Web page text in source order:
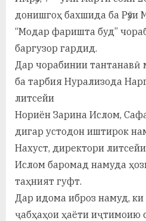
донишгоҳ бахшида ба Рӯзи
“Модар фаришта буд”
баргузор гардид.
Дар чорабинии тантанавӣ
ба тарбия Нурализода
литсейи
Нориён Зарина Ислом,
дигар устодон иштирок
Нахуст, директори
Ислом баромад намуда
таҳният гуфт.
Дар идома иброз намуд,
ҷабҳаҳои ҳаёти иҷтимоию